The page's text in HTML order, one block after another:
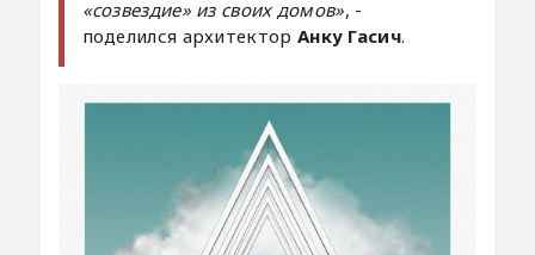
«созвездие» из своих домов», -
поделился архитектор Анку Гасич.